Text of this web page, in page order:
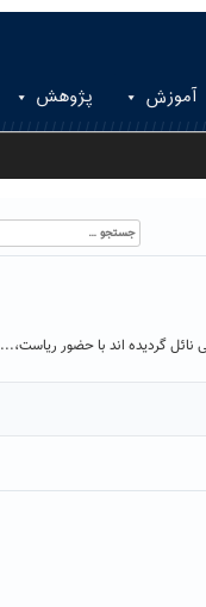
آموزش پژوهش
جستجو
برای:
نائل گردیده اند با حضور ریاست،...